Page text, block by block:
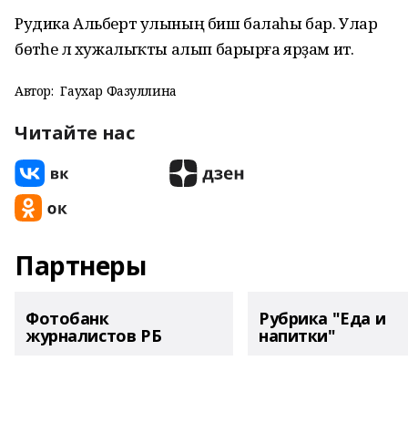
Рудика Альберт улының биш балаһы бар. Улар
бөтәһе лә хужалыҡты алып барырға ярҙам итә.
Автор: Гаухар Фазуллина
Читайте нас
Партнеры
Фотобанк
журналистов РБ
Рубрика "Еда и
напитки"